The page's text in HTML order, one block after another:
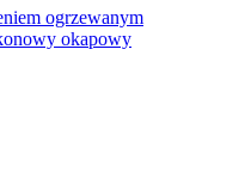
ogrzewanym
okapowy